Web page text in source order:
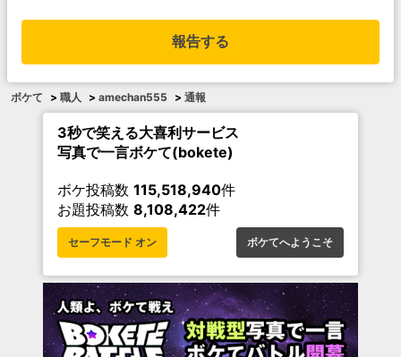
報告する
ボケて > 職人 > amechan555 > 通報
3秒で笑える大喜利サービス
写真で一言ボケて(bokete)
ボケ投稿数 115,518,940件
お題投稿数 8,108,422件
セーフモード オン ボケてへようこそ